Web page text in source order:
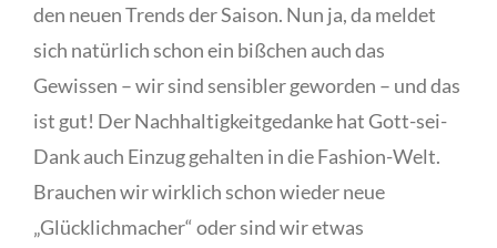
den neuen Trends der Saison. Nun ja, da meldet
sich natürlich schon ein bißchen auch das
Gewissen – wir sind sensibler geworden – und das
ist gut! Der Nachhaltigkeitgedanke hat Gott-sei-
Dank auch Einzug gehalten in die Fashion-Welt.
Brauchen wir wirklich schon wieder neue
„Glücklichmacher“ oder sind wir etwas